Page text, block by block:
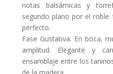
notas balsámicas y
segundo plano por el roble
perfecto.
Fase Gustativa: En boca,
amplitud. Elegante y
ensamblaje entre los